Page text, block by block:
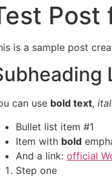
Post
is a sample post
can use bold text,
Bullet list item #1
Item with bold
And a link: official
Step one